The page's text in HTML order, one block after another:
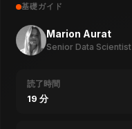
基礎ガイド
Marion Aurat
Senior Data Scientist
読了時間
19 分